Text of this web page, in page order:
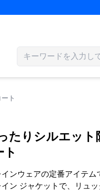
ト
たりシルエット
ト
ンウェアの定番アイテム
ン ジャケットで、リュ